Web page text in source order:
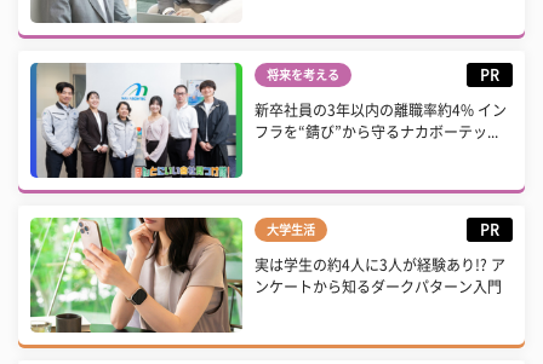
将来を考える PR
新卒社員の3年以内の離職率約4% イン
フラを“錆び”から守るナカボーテッ...
大学生活 PR
実は学生の約4人に3人が経験あり!? ア
ンケートから知るダークパターン入門